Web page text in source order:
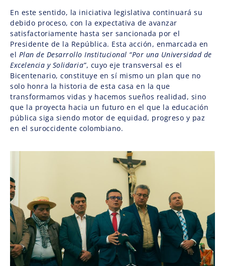
En este sentido, la iniciativa legislativa continuará su
debido proceso, con la expectativa de avanzar
satisfactoriamente hasta ser sancionada por el
Presidente de la República. Esta acción, enmarcada en
el Plan de Desarrollo Institucional “Por una Universidad de
Excelencia y Solidaria”, cuyo eje transversal es el
Bicentenario, constituye en sí mismo un plan que no
solo honra la historia de esta casa en la que
transformamos vidas y hacemos sueños realidad, sino
que la proyecta hacia un futuro en el que la educación
pública siga siendo motor de equidad, progreso y paz
en el suroccidente colombiano.